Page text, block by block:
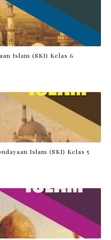
Islam (SKI) Kelas 6
Islam (SKI) Kelas 5